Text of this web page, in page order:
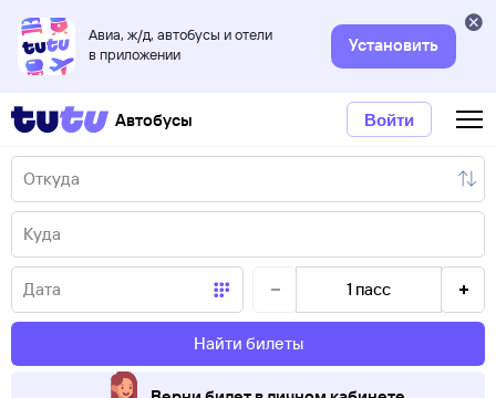
Авиа, ж/д, автобусы и отели
в приложении
Установить
Автобусы Войти
1 пасс
Найти билеты